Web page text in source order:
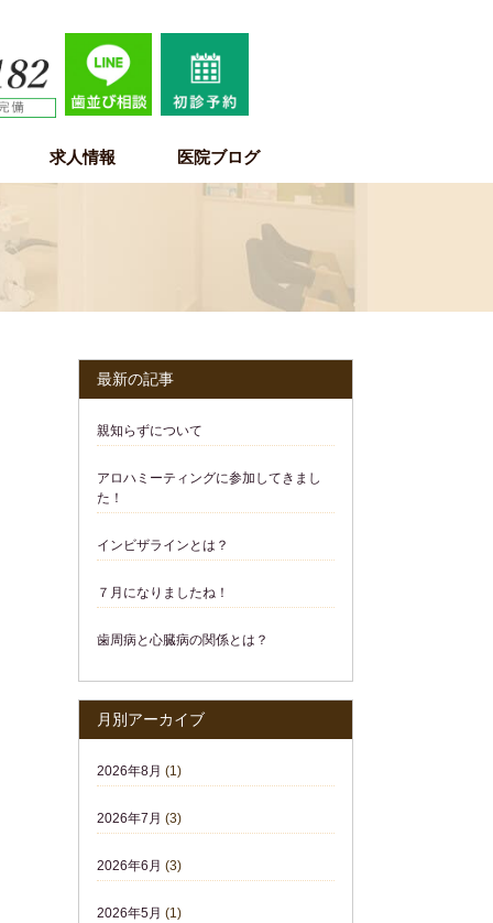
求人情報 医院ブログ
最新の記事
親知らずについて
アロハミーティングに参加してきまし
た！
インビザラインとは？
７月になりましたね！
歯周病と心臓病の関係とは？
月別アーカイブ
2026年8月 (1)
2026年7月 (3)
2026年6月 (3)
2026年5月 (1)